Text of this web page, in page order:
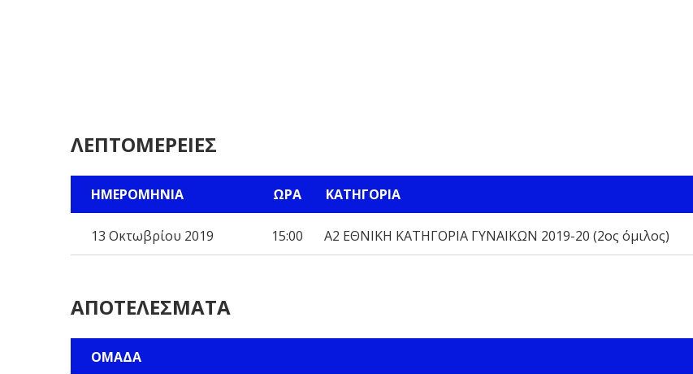
ΛΕΠΤΟΜΈΡΕΙΕΣ
ΗΜΕΡΟΜΗΝΊΑ ΏΡΑ ΚΑΤΗΓΟΡΊΑ
13 Οκτωβρίου 2019 15:00 Α2 ΕΘΝΙΚΗ ΚΑΤΗΓΟΡΙΑ ΓΥΝΑΙΚΩΝ 2019-20 (2ος όμιλος)
ΑΠΟΤΕΛΈΣΜΑΤΑ
ΟΜΆΔΑ